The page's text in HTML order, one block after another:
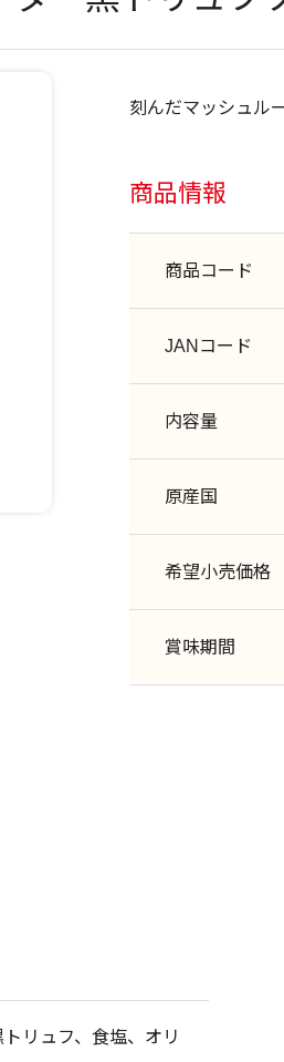
刻んだマッシュル
商品情報
商品コード
JANコード
内容量
原産国
希望小売価格
賞味期間
リュフ、食塩、オリ